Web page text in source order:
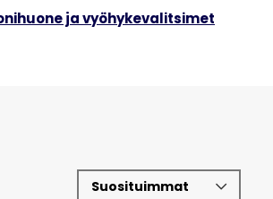
ja vyöhykevalitsimet